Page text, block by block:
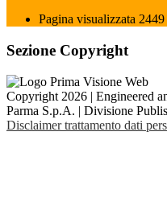
Pagina visualizzata 2449
Sezione Copyright
Copyright 2026 | Engineered
Parma S.p.A. | Divisione
Disclaimer trattamento dati